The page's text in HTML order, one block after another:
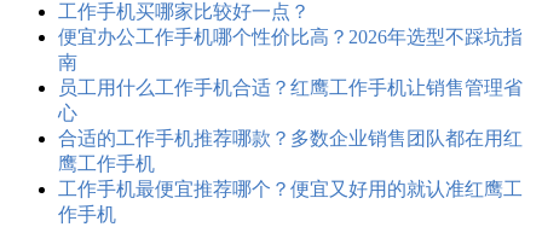
工作手机买哪家比较好一点？
便宜办公工作手机哪个性价比高？2026年选型不踩坑指
南
员工用什么工作手机合适？红鹰工作手机让销售管理省
心
合适的工作手机推荐哪款？多数企业销售团队都在用红
鹰工作手机
工作手机最便宜推荐哪个？便宜又好用的就认准红鹰工
作手机